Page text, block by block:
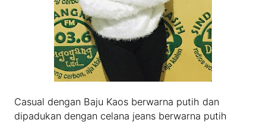
Casual dengan Baju Kaos berwarna putih dan
dipadukan dengan celana jeans berwarna putih